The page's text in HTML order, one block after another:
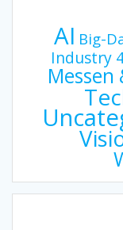
AI Big-
Industry
Messen